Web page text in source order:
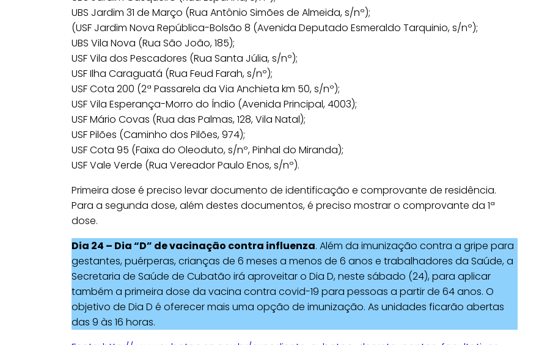
UBS Jardim 31 de Março (Rua Antônio Simões de Almeida, s/nº);
(USF Jardim Nova República-Bolsão 8 (Avenida Deputado Esmeraldo Tarquinio, s/nº);
UBS Vila Nova (Rua São João, 185);
USF Vila dos Pescadores (Rua Santa Júlia, s/nº);
USF Ilha Caraguatá (Rua Feud Farah, s/nº);
USF Cota 200 (2ª Passarela da Via Anchieta km 50, s/nº);
USF Vila Esperança-Morro do Índio (Avenida Principal, 4003);
USF Mário Covas (Rua das Palmas, 128, Vila Natal);
USF Pilões (Caminho dos Pilões, 974);
USF Cota 95 (Faixa do Oleoduto, s/nº, Pinhal do Miranda);
USF Vale Verde (Rua Vereador Paulo Enos, s/nº).
Primeira dose é preciso levar documento de identificação e comprovante de residência.
Para a segunda dose, além destes documentos, é preciso mostrar o comprovante da 1ª
dose.
Dia 24 – Dia “D” de vacinação contra influenza. Além da imunização contra a gripe para
gestantes, puérperas, crianças de 6 meses a menos de 6 anos e trabalhadores da Saúde, a
Secretaria de Saúde de Cubatão irá aproveitar o Dia D, neste sábado (24), para aplicar
também a primeira dose da vacina contra covid-19 para pessoas a partir de 64 anos. O
objetivo de Dia D é oferecer mais uma opção de imunização. As unidades ficarão abertas
das 9 às 16 horas.